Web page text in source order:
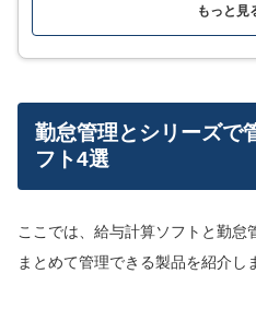
これにより、経理担当者の負担
間を割けるようになった点も大
実際に使用してみたレビュ
整・マイナンバー管理など
完全網羅！
会計データを即時に集計し
の書類を自動で作成できる
ここが少し気になる…
機能が充実しているが故に
もっと見
勤怠管理とシリーズで
フト4選
ここでは、給与計算ソフトと勤
まとめて管理できる製品を紹介し